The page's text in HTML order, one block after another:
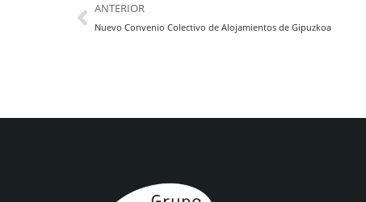
ANTERIOR
Nuevo Convenio Colectivo de Alojamientos de Gipuzkoa